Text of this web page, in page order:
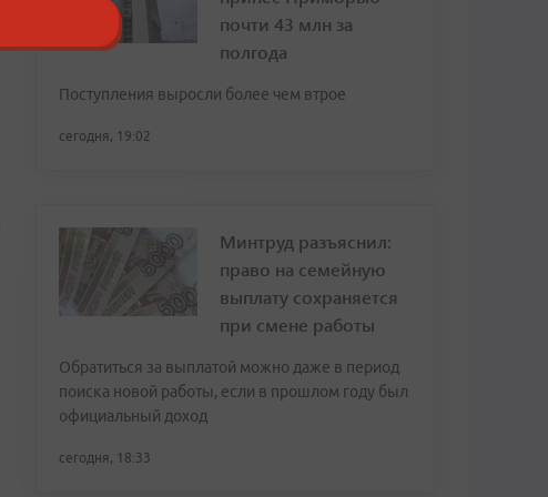
почти 43 млн за
полгода
Поступления выросли более чем втрое
сегодня, 19:02
Минтруд разъяснил:
право на семейную
выплату сохраняется
при смене работы
Обратиться за выплатой можно даже в период
поиска новой работы, если в прошлом году был
официальный доход
сегодня, 18:33